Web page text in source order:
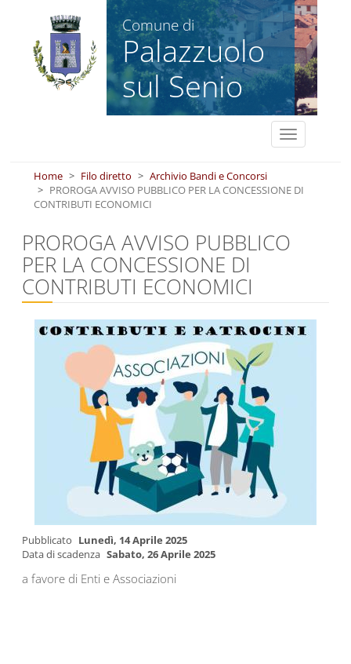
Salta al contenuto principale
Comune di
Palazzuolo
sul Senio
Toggle
navigation
Home
Filo diretto
Archivio Bandi e Concorsi
PROROGA AVVISO PUBBLICO PER LA CONCESSIONE DI
CONTRIBUTI ECONOMICI
PROROGA AVVISO PUBBLICO
PER LA CONCESSIONE DI
CONTRIBUTI ECONOMICI
Pubblicato Lunedì, 14 Aprile 2025
Data di scadenza Sabato, 26 Aprile 2025
a favore di Enti e Associazioni